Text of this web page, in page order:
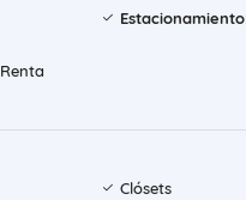
Renta
Clósets